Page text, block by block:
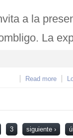
a la
La
Read more
3 siguiente ›